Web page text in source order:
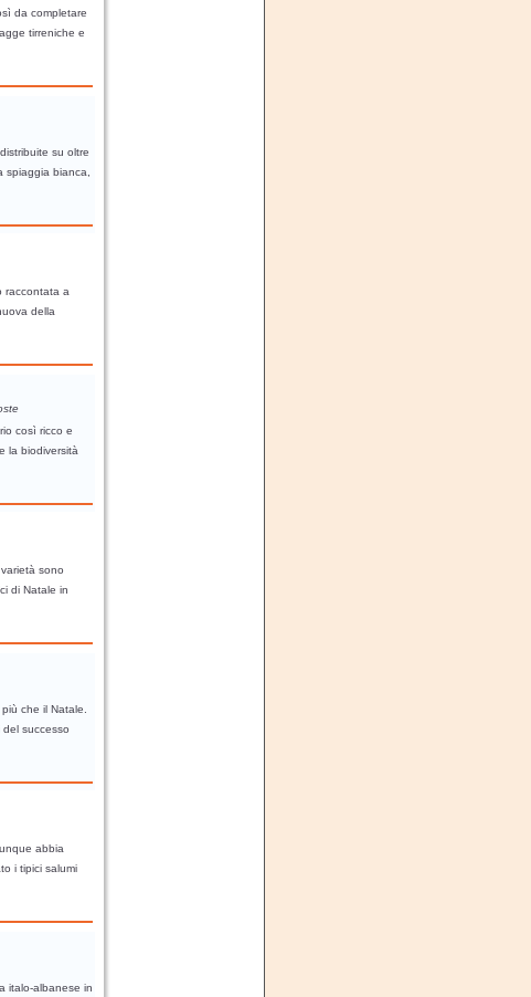
da completare
tirreniche e
su oltre
bianca,
raccontata a
della
così ricco e
la biodiversità
sono
di Natale in
che il Natale.
successo
abbia
i tipici salumi
italo-albanese in